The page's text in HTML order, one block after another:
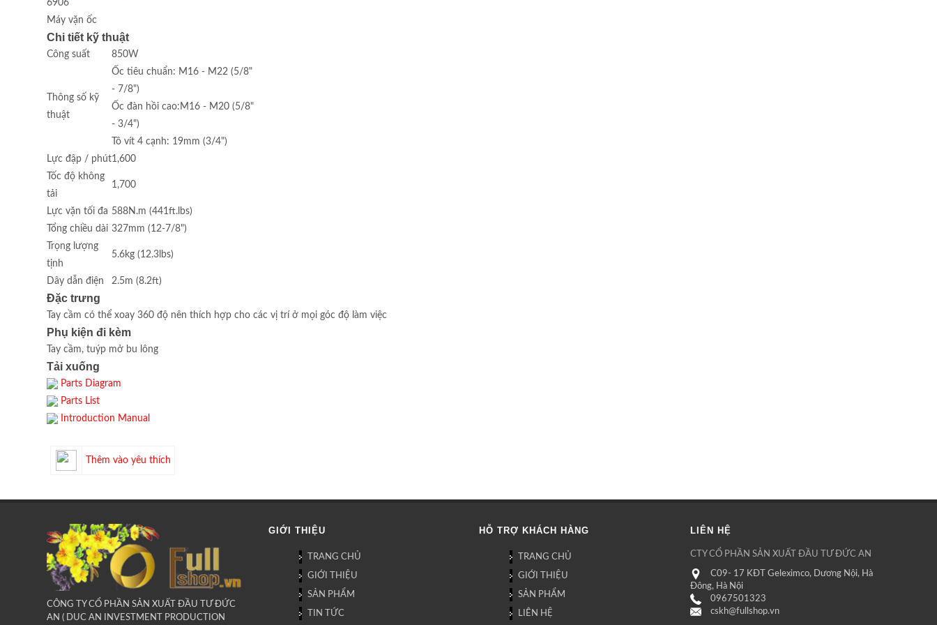
6906
Máy vặn ốc
Chi tiết kỹ thuật
Công suất 850W
Thông số kỹ
thuật
Ốc tiêu chuẩn: M16 - M22 (5/8"
- 7/8")
Ốc đàn hồi cao:M16 - M20 (5/8"
- 3/4")
Tô vít 4 cạnh: 19mm (3/4")
Lực đập / phút1,600
Tốc độ không
tải
1,700
Lực vặn tối đa 588N.m (441ft.lbs)
Tổng chiều dài 327mm (12-7/8")
Trọng lượng
tịnh
5.6kg (12.3lbs)
Dây dẫn điện 2.5m (8.2ft)
Đặc trưng
Tay cầm có thể xoay 360 độ nên thích hợp cho các vị trí ở mọi góc độ làm việc
Phụ kiện đi kèm
Tay cầm, tuýp mở bu lông
Tải xuống
Parts Diagram
Parts List
Introduction Manual
Thêm vào yêu thích
CÔNG TY CỔ PHẦN SẢN XUẤT ĐẦU TƯ ĐỨC
AN ( DUC AN INVESTMENT PRODUCTION
GIỚI THIỆU
TRANG CHỦ
GIỚI THIỆU
SẢN PHẨM
TIN TỨC
HỖ TRỢ KHÁCH HÀNG
TRANG CHỦ
GIỚI THIỆU
SẢN PHẨM
LIÊN HỆ
LIÊN HỆ
CTY CỔ PHẦN SẢN XUẤT ĐẦU TƯ ĐỨC AN
C09- 17 KĐT Geleximco, Dương Nội, Hà
Đông, Hà Nội
0967501323
cskh@fullshop.vn